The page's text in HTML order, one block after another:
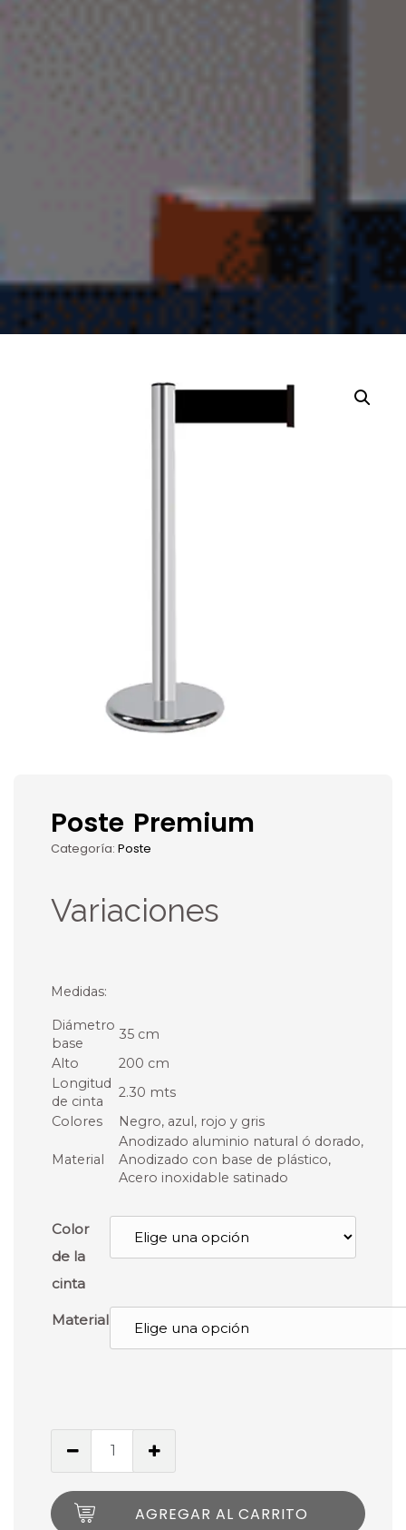
Poste Premium
Categoría: Poste
Variaciones
Medidas:
Diámetro
base
35 cm
Alto
200 cm
Longitud
de cinta
2.30 mts
Colores
Negro, azul, rojo y gris
Material
Anodizado aluminio natural ó dorado,
Anodizado con base de plástico,
Acero inoxidable satinado
Color
de la
cinta
Material
AGREGAR AL CARRITO